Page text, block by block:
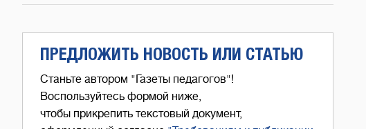
ПРЕДЛОЖИТЬ НОВОСТЬ ИЛИ СТАТЬЮ
Станьте автором "Газеты педагогов"!
Воспользуйтесь формой ниже,
чтобы прикрепить текстовый документ,